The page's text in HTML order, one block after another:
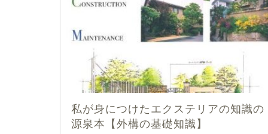
私が身につけたエクステリアの知識の
源泉本【外構の基礎知識】